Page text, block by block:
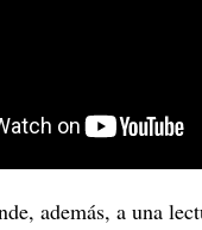
además, a una